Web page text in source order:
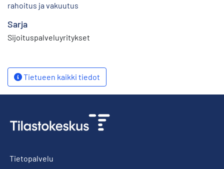
rahoitus ja vakuutus
Sarja
Sijoituspalveluyritykset
Tietueen kaikki tiedot
Tietopalvelu